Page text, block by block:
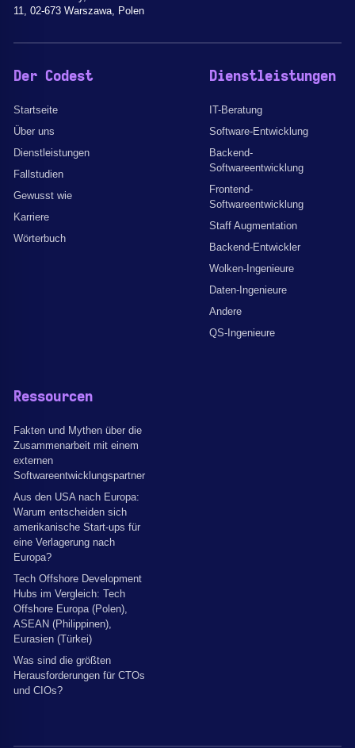
11, 02-673 Warszawa, Polen
Der Codest
Startseite
Über uns
Dienstleistungen
Fallstudien
Gewusst wie
Karriere
Wörterbuch
Dienstleistungen
IT-Beratung
Software-Entwicklung
Backend-
Softwareentwicklung
Frontend-
Softwareentwicklung
Staff Augmentation
Backend-Entwickler
Wolken-Ingenieure
Daten-Ingenieure
Andere
QS-Ingenieure
Ressourcen
Fakten und Mythen über die
Zusammenarbeit mit einem
externen
Softwareentwicklungspartner
Aus den USA nach Europa:
Warum entscheiden sich
amerikanische Start-ups für
eine Verlagerung nach
Europa?
Tech Offshore Development
Hubs im Vergleich: Tech
Offshore Europa (Polen),
ASEAN (Philippinen),
Eurasien (Türkei)
Was sind die größten
Herausforderungen für CTOs
und CIOs?